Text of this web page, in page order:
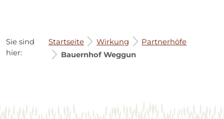
Sie sind
hier:
Startseite Wirkung
Partnerhöfe
Bauernhof Weggun